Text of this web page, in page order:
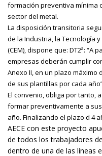
formación preventiva mínima
sector del metal.
La disposición transitoria
de la Industria, la Tecnología
(CEM), dispone que: DT2ª: “A
empresas deberán cumplir
Anexo II, en un plazo máximo
de sus plantillas por cada
El convenio, obliga por tanto,
formar preventivamente a
año. Finalizando el plazo d 4
AECE con este proyecto
de todos los trabajadores
dentro de una de las líneas